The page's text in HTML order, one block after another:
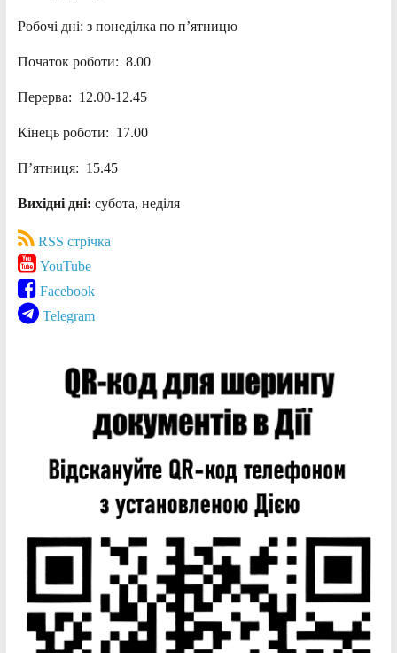
Робочі дні: з понеділка по п’ятницю
Початок роботи: 8.00
Перерва: 12.00-12.45
Кінець роботи: 17.00
П’ятниця: 15.45
Вихідні дні: субота, неділя
RSS стрічка
YouTube
Facebook
Telegram